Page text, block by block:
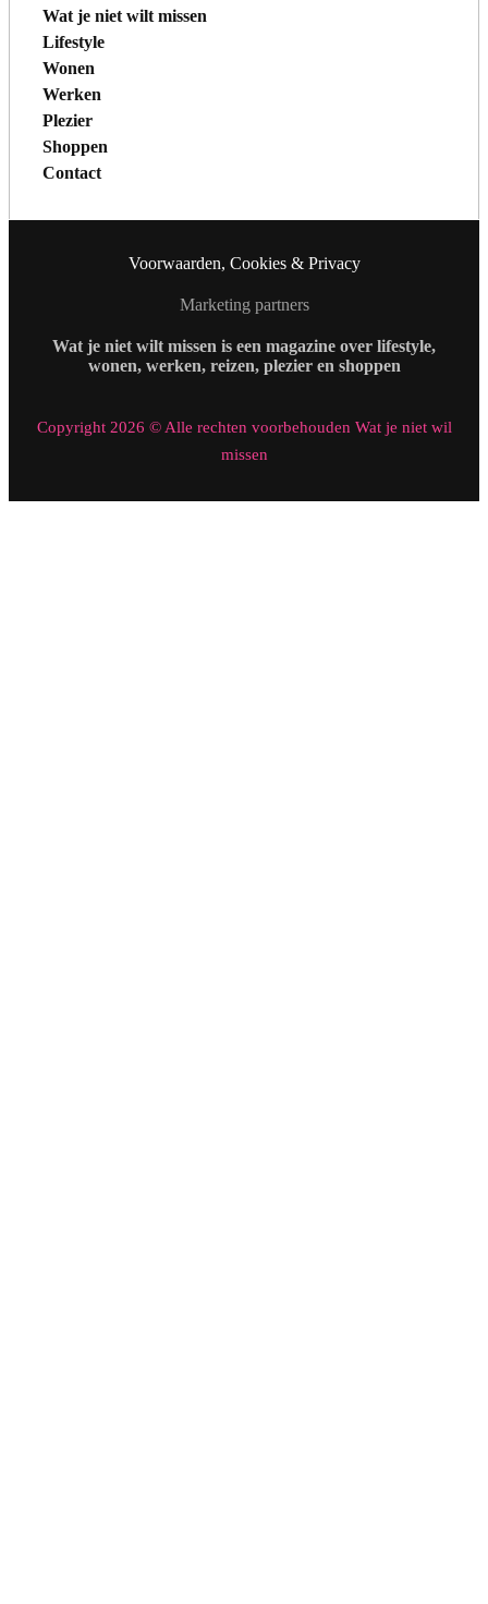
Wat je niet wilt missen
Lifestyle
Wonen
Werken
Plezier
Shoppen
Contact
Voorwaarden, Cookies & Privacy
Marketing partners
Wat je niet wilt missen is een magazine over lifestyle,
wonen, werken, reizen, plezier en shoppen
Copyright 2026 © Alle rechten voorbehouden Wat je niet wil
missen